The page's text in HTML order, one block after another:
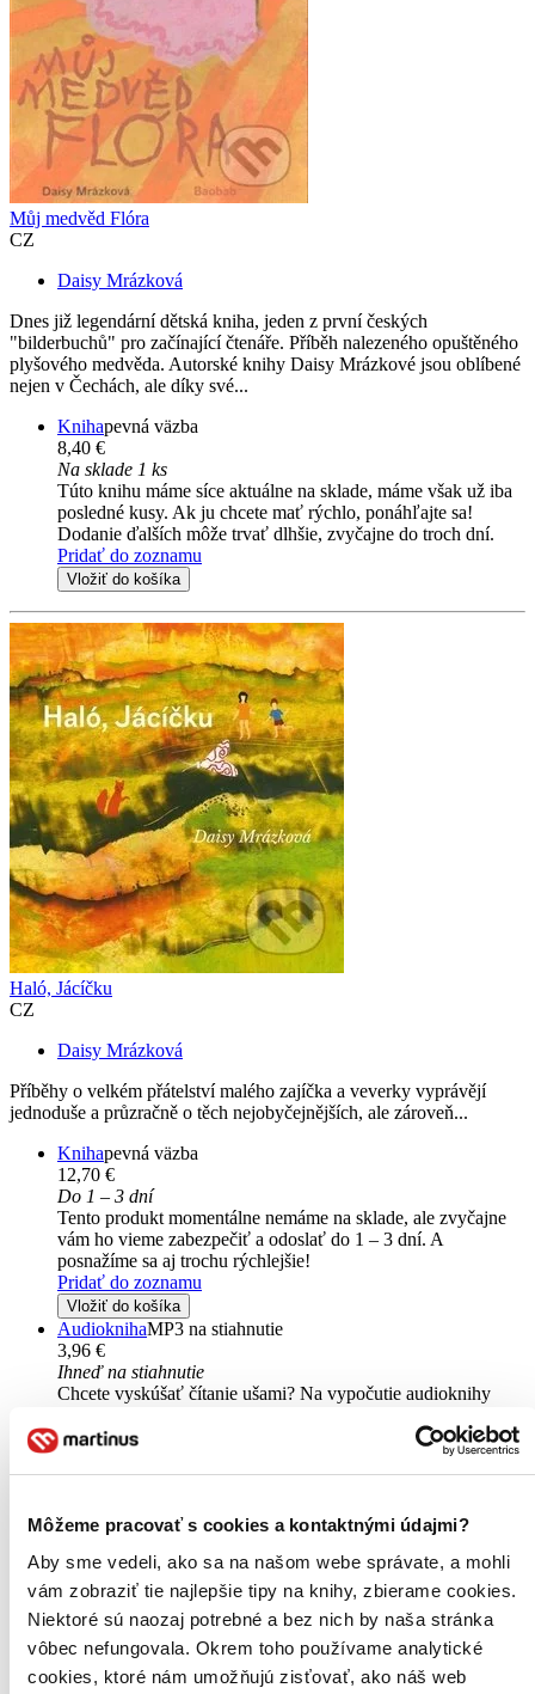
Môžeme pracovať s cookies a kontaktnými údajmi?
Aby sme vedeli, ako sa na našom webe správate, a mohli
vám zobraziť tie najlepšie tipy na knihy, zbierame cookies.
Niektoré sú naozaj potrebné a bez nich by naša stránka
vôbec nefungovala. Okrem toho používame analytické
cookies, ktoré nám umožňujú zisťovať, ako náš web
Můj medvěd Flóra
CZ
Daisy Mrázková
Dnes již legendární dětská kniha, jeden z první českých
"bilderbuchů" pro začínající čtenáře. Příběh nalezeného opuštěného
plyšového medvěda. Autorské knihy Daisy Mrázkové jsou oblíbené
nejen v Čechách, ale díky své...
Knihapevná väzba
8,40 €
Na sklade 1 ks
Túto knihu máme síce aktuálne na sklade, máme však už iba
posledné kusy. Ak ju chcete mať rýchlo, ponáhľajte sa!
Dodanie ďalších môže trvať dlhšie, zvyčajne do troch dní.
Pridať do zoznamu
Vložiť do košíka
Haló, Jácíčku
CZ
Daisy Mrázková
Příběhy o velkém přátelství malého zajíčka a veverky vyprávějí
jednoduše a průzračně o těch nejobyčejnějších, ale zároveň...
Knihapevná väzba
12,70 €
Do 1 – 3 dní
Tento produkt momentálne nemáme na sklade, ale zvyčajne
vám ho vieme zabezpečiť a odoslať do 1 – 3 dní. A
posnažíme sa aj trochu rýchlejšie!
Pridať do zoznamu
Vložiť do košíka
AudioknihaMP3 na stiahnutie
3,96 €
Ihneď na stiahnutie
Chcete vyskúšať čítanie ušami? Na vypočutie audioknihy
odporúčame našu aplikáciu. Viac informácii
nájdete tu.